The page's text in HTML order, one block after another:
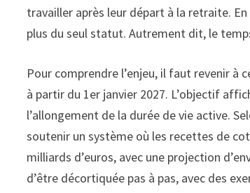
travailler après leur départ à la retraite.
plus du seul statut. Autrement dit, le
Pour comprendre l’enjeu, il faut revenir à
à partir du 1er janvier 2027. L’objectif
l’allongement de la durée de vie active.
soutenir un système où les recettes de
milliards d’euros, avec une projection
d’être décortiquée pas à pas, avec des